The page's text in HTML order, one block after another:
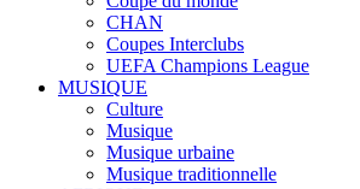
CHAN
Coupes Interclubs
UEFA Champions League
MUSIQUE
Culture
Musique
Musique urbaine
Musique traditionnelle